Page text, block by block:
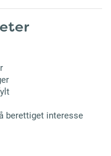
berettiget interesse